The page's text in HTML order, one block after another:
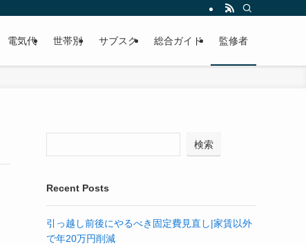
電気代 世帯別 サブスク 総合ガイド 監修者
検索
Recent Posts
引っ越し前後にやるべき固定費見直し|家賃以外
で年20万円削減